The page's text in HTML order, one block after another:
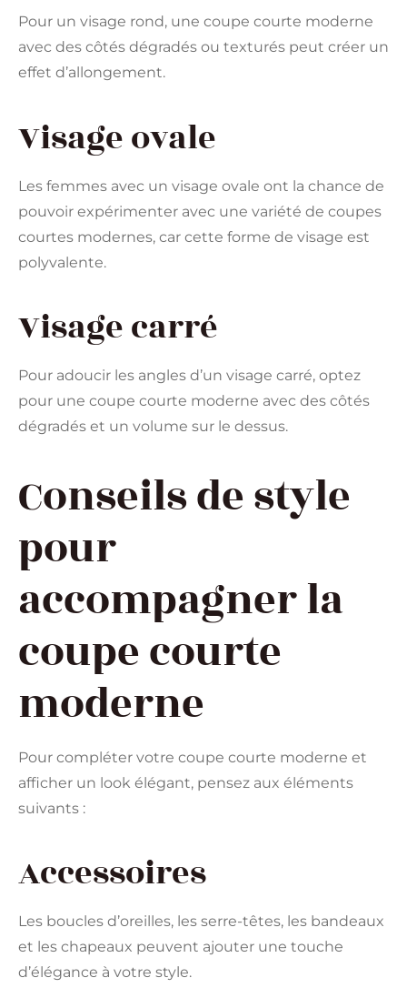
Pour un visage rond, une coupe courte moderne
avec des côtés dégradés ou texturés peut créer un
effet d’allongement.
Visage ovale
Les femmes avec un visage ovale ont la chance de
pouvoir expérimenter avec une variété de coupes
courtes modernes, car cette forme de visage est
polyvalente.
Visage carré
Pour adoucir les angles d’un visage carré, optez
pour une coupe courte moderne avec des côtés
dégradés et un volume sur le dessus.
Conseils de style
pour
accompagner la
coupe courte
moderne
Pour compléter votre coupe courte moderne et
afficher un look élégant, pensez aux éléments
suivants :
Accessoires
Les boucles d’oreilles, les serre-têtes, les bandeaux
et les chapeaux peuvent ajouter une touche
d’élégance à votre style.